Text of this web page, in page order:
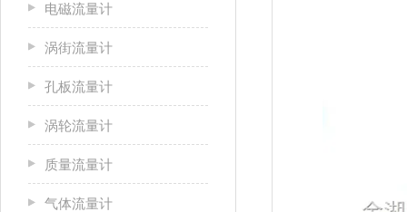
电磁流量计
涡街流量计
孔板流量计
涡轮流量计
质量流量计
气体流量计